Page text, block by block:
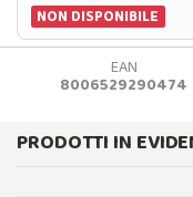
NON DISPONIBILE
EAN
8006529290474
PRODOTTI IN